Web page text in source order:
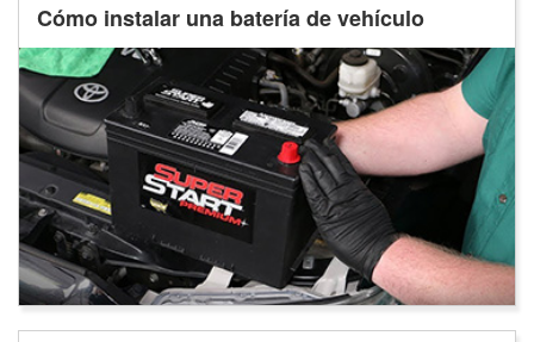
Cómo instalar una batería de vehículo